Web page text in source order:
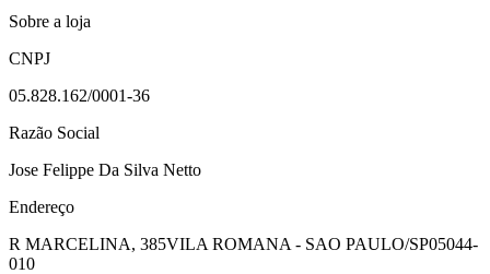
Sobre a loja
CNPJ
05.828.162/0001-36
Razão Social
Jose Felippe Da Silva Netto
Endereço
R MARCELINA, 385VILA ROMANA - SAO PAULO/SP05044-
010